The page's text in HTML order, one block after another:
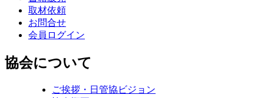
取材依頼
お問合せ
会員ログイン
協会について
ご挨拶・日管協ビジョン